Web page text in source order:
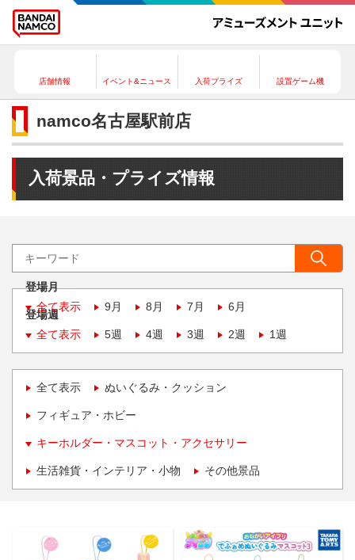
店舗情報 イベント&ニュース 入荷プライズ 設置ゲーム機
namco名古屋駅前店
入荷景品・プライズ情報
登場月
全て表示
9月 8月 7月 6月
登場週
全て表示
5週 4週 3週 2週 1週
全て表示 ぬいぐるみ・クッション
フィギュア・ホビー
キーホルダー・マスコット・アクセサリー
生活雑貨・インテリア・小物 その他景品